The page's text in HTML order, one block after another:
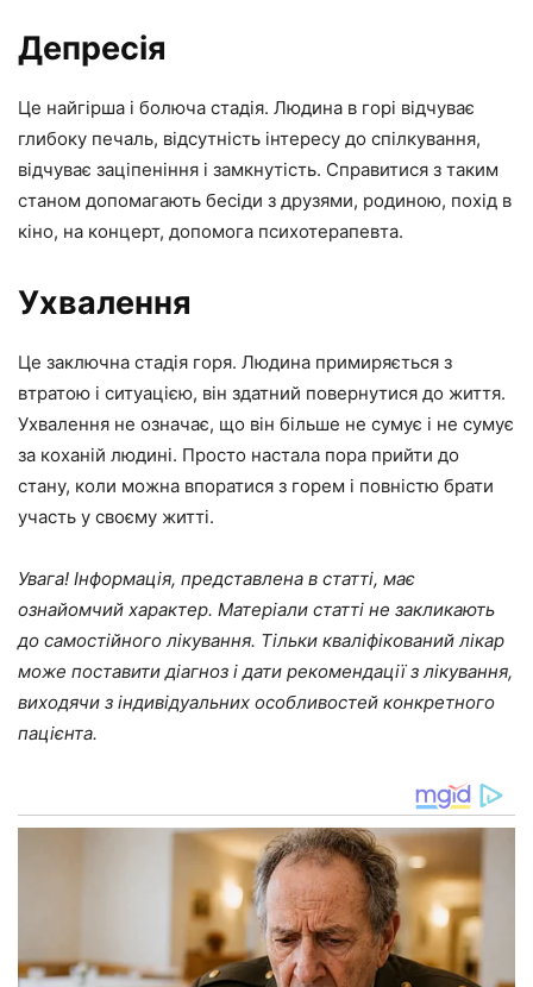
Депресія
Це найгірша і болюча стадія. Людина в горі відчуває
глибоку печаль, відсутність інтересу до спілкування,
відчуває заціпеніння і замкнутість. Справитися з таким
станом допомагають бесіди з друзями, родиною, похід в
кіно, на концерт, допомога психотерапевта.
Ухвалення
Це заключна стадія горя. Людина примиряється з
втратою і ситуацією, він здатний повернутися до життя.
Ухвалення не означає, що він більше не сумує і не сумує
за коханій людині. Просто настала пора прийти до
стану, коли можна впоратися з горем і повністю брати
участь у своєму житті.
Увага! Інформація, представлена в статті, має
ознайомчий характер. Матеріали статті не закликають
до самостійного лікування. Тільки кваліфікований лікар
може поставити діагноз і дати рекомендації з лікування,
виходячи з індивідуальних особливостей конкретного
пацієнта.